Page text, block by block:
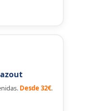
Desde 32€.